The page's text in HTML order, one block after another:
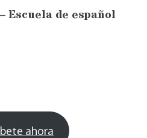
Escuela de español
ahora